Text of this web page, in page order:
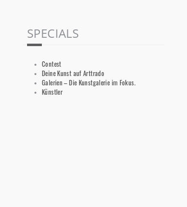
SPECIALS
Contest
Deine Kunst auf Arttrado
Galerien – Die Kunstgalerie im Fokus.
Künstler